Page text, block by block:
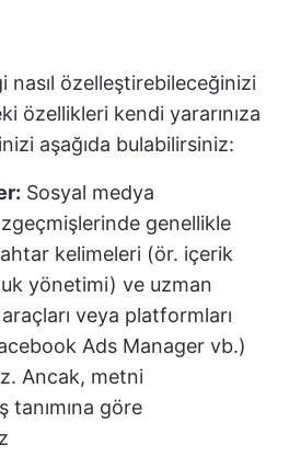
nasıl özelleştirebileceğinizi
özellikleri kendi yararınıza
aşağıda bulabilirsiniz:
Sosyal medya
genellikle
kelimeleri (ör. içerik
yönetimi) ve uzman
veya platformları
Ads Manager vb.)
Ancak, metni
tanımına göre